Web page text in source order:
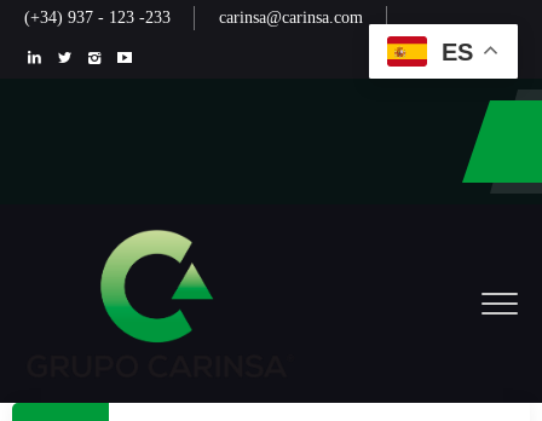
(+34) 937 - 123 -233 carinsa@carinsa.com
ES